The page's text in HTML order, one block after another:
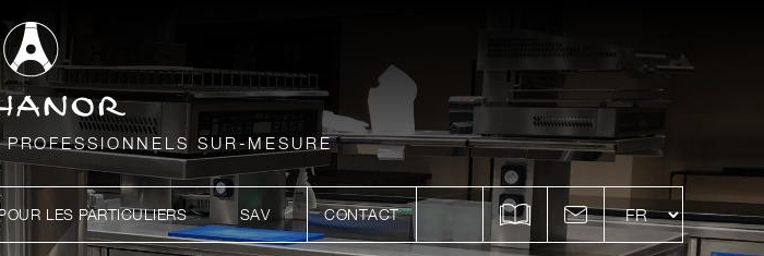
SUR-MESURE
LES PARTICULIERS SAV CONTACT